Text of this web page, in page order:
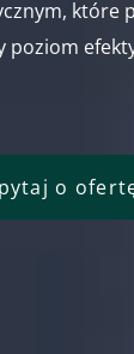
które
poziom
o